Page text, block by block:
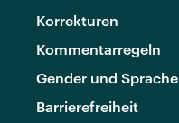
Korrekturen
Kommentarregeln
Gender und Sprache
Barrierefreiheit